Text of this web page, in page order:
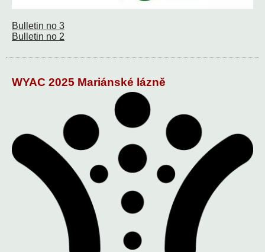
Bulletin no 3
Bulletin no 2
WYAC 2025 Mariánské lázně